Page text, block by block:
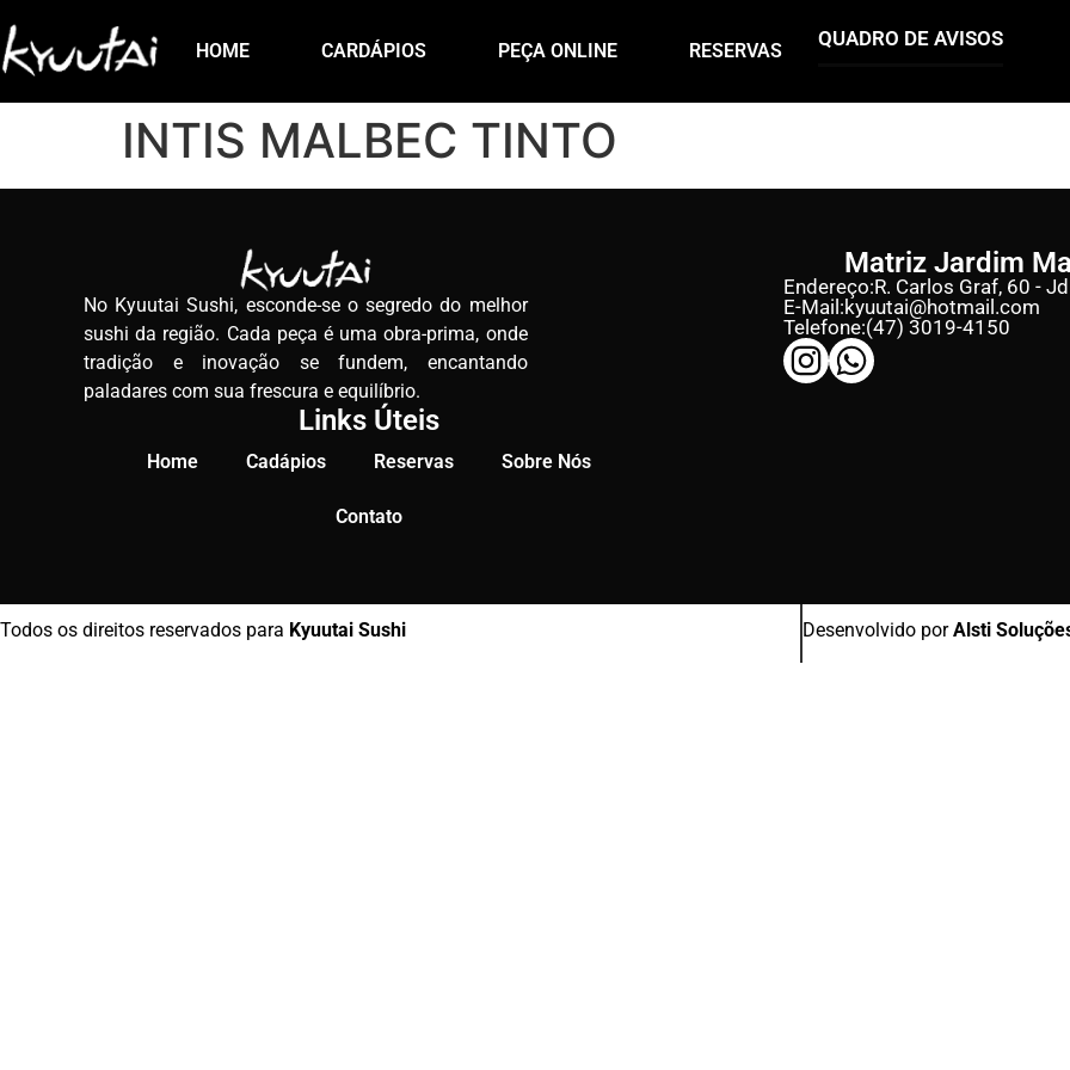
HOME CARDÁPIOS PEÇA ONLINE RESERVAS
QUADRO DE AVISOS
INTIS MALBEC TINTO
No Kyuutai Sushi, esconde-se o segredo do melhor
sushi da região. Cada peça é uma obra-prima, onde
tradição e inovação se fundem, encantando
paladares com sua frescura e equilíbrio.
Links Úteis
Home Cadápios Reservas Sobre Nós
Contato
Matriz Jardim
Endereço:R. Carlos Graf, 60 -
E-Mail:kyuutai@hotmail.com
Telefone:(47) 3019-4150
Todos os direitos reservados para Kyuutai Sushi Desenvolvido porAlsti